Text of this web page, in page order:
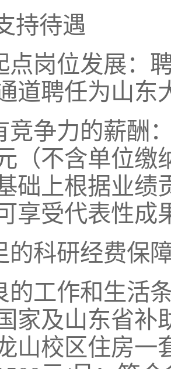
持待遇
点岗位发展：
道聘任为山东
竞争力的薪酬
（不含单位缴
础上根据业绩
享受代表性成
的科研经费保
的工作和生活
家及山东省补
山校区住房一